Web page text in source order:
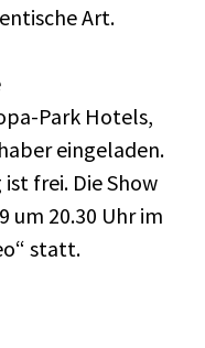
Art.
Park Hotels,
eingeladen.
frei. Die Show
um 20.30 Uhr im
statt.